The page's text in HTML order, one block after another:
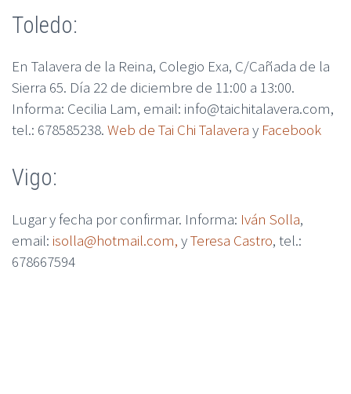
Toledo:
En Talavera de la Reina, Colegio Exa, C/Cañada de la
Sierra 65. Día 22 de diciembre de 11:00 a 13:00.
Informa: Cecilia Lam, email: info@taichitalavera.com,
tel.: 678585238. Web de Tai Chi Talavera y Facebook
Vigo:
Lugar y fecha por confirmar. Informa: Iván Solla,
email: isolla@hotmail.com, yTeresa Castro, tel.:
678667594